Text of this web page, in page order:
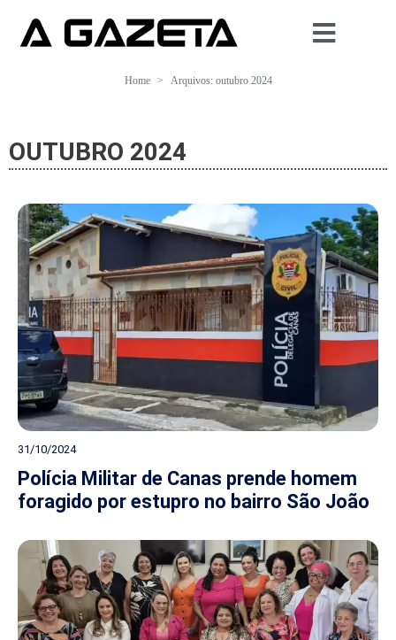
Home Arquivos: outubro 2024
OUTUBRO 2024
31/10/2024
Polícia Militar de Canas prende homem
foragido por estupro no bairro São João